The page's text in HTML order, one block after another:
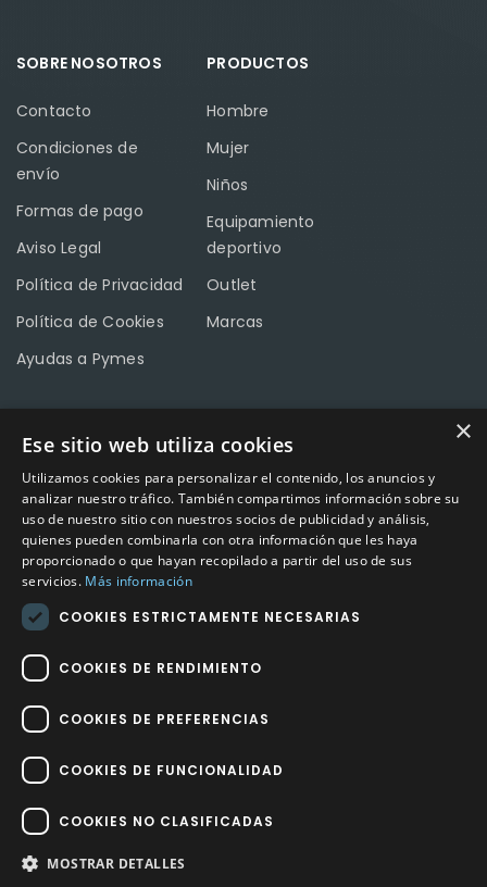
SOBRE NOSOTROS
Contacto
Condiciones de
envío
Formas de pago
Aviso Legal
Política de Privacidad
Política de Cookies
Ayudas a Pymes
PRODUCTOS
Hombre
Mujer
Niños
Equipamiento
deportivo
Outlet
Marcas
CONTACTO
Calle Méndez Núñez nº3 – Fuente Palmera 14120 Córdoba
Teléfono957 04 96 57
Emailinfo@factory-sport.es
HORARIO COMERCIAL
Lunes a viernes
10:00 a 14:00 / 18:00 a 21:00
Factory Sport 2023© – Todos los derechos reservados | Hecho por
Impulsoh Performance Marketing
×
Ese sitio web utiliza cookies
Utilizamos cookies para personalizar el contenido, los anuncios y
analizar nuestro tráfico. También compartimos información sobre su
uso de nuestro sitio con nuestros socios de publicidad y análisis,
quienes pueden combinarla con otra información que les haya
proporcionado o que hayan recopilado a partir del uso de sus
servicios. Más información
COOKIES ESTRICTAMENTE NECESARIAS
COOKIES DE RENDIMIENTO
COOKIES DE PREFERENCIAS
COOKIES DE FUNCIONALIDAD
COOKIES NO CLASIFICADAS
MOSTRAR DETALLES